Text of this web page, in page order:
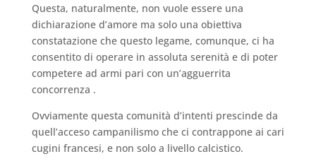
Questa, naturalmente, non vuole essere una
dichiarazione d’amore ma solo una obiettiva
constatazione che questo legame, comunque, ci ha
consentito di operare in assoluta serenità e di poter
competere ad armi pari con un’agguerrita
concorrenza .
Ovviamente questa comunità d’intenti prescinde da
quell’acceso campanilismo che ci contrappone ai cari
cugini francesi, e non solo a livello calcistico.